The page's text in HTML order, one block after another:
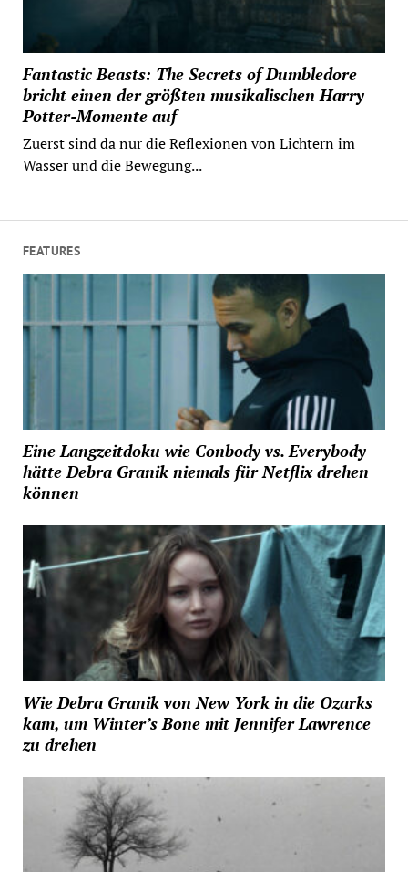
Fantastic Beasts: The Secrets of Dumbledore
bricht einen der größten musikalischen Harry
Potter-Momente auf
Zuerst sind da nur die Reflexionen von Lichtern im
Wasser und die Bewegung...
FEATURES
Eine Langzeitdoku wie Conbody vs. Everybody
hätte Debra Granik niemals für Netflix drehen
können
Wie Debra Granik von New York in die Ozarks
kam, um Winter’s Bone mit Jennifer Lawrence
zu drehen